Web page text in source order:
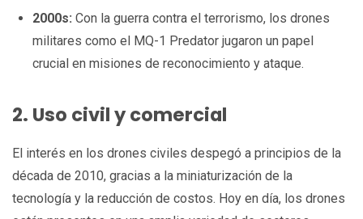
2000s: Con la guerra contra el terrorismo, los drones
militares como el MQ-1 Predator jugaron un papel
crucial en misiones de reconocimiento y ataque.
2. Uso civil y comercial
El interés en los drones civiles despegó a principios de la
década de 2010, gracias a la miniaturización de la
tecnología y la reducción de costos. Hoy en día, los drones